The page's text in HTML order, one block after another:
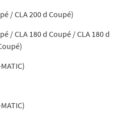
/ CLA 200 d Coupé)
/ CLA 180 d Coupé / CLA 180 d